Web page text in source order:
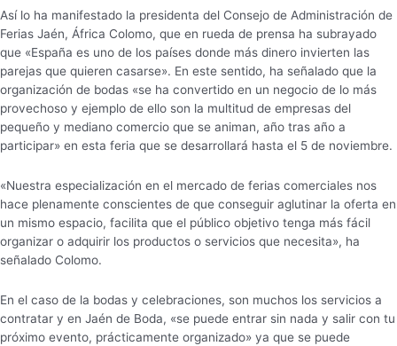
Así lo ha manifestado la presidenta del Consejo de Administración de
Ferias Jaén, África Colomo, que en rueda de prensa ha subrayado
que «España es uno de los países donde más dinero invierten las
parejas que quieren casarse». En este sentido, ha señalado que la
organización de bodas «se ha convertido en un negocio de lo más
provechoso y ejemplo de ello son la multitud de empresas del
pequeño y mediano comercio que se animan, año tras año a
participar» en esta feria que se desarrollará hasta el 5 de noviembre.
«Nuestra especialización en el mercado de ferias comerciales nos
hace plenamente conscientes de que conseguir aglutinar la oferta en
un mismo espacio, facilita que el público objetivo tenga más fácil
organizar o adquirir los productos o servicios que necesita», ha
señalado Colomo.
En el caso de la bodas y celebraciones, son muchos los servicios a
contratar y en Jaén de Boda, «se puede entrar sin nada y salir con tu
próximo evento, prácticamente organizado» ya que se puede